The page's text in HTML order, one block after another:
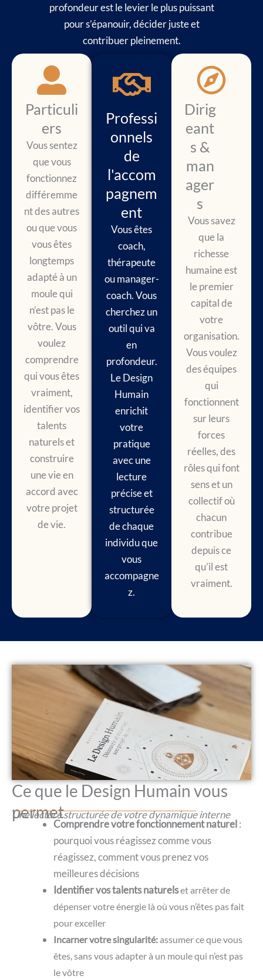
profondeur est le levier le plus puissant
pour s’épanouir, décider juste et
contribuer pleinement.
Particuli
ers
Vous sentez
que vous
fonctionnez
différemme
nt des autres
ou que vous
vous êtes
longtemps
adapté à un
moule qui
n’est pas le
vôtre. Vous
voulez
comprendre
qui vous êtes
vraiment,
identifier vos
talents
naturels et
construire
une vie en
accord avec
votre projet
de vie.
Professi
onnels
de
l'accom
pagnem
ent
Vous êtes
coach,
thérapeute
ou manager-
coach. Vous
cherchez un
outil qui va
en
profondeur.
Le Design
Humain
enrichit
votre
pratique
avec une
lecture
précise et
structurée
de chaque
individu que
vous
accompagne
z.
Dirig
eant
s &
man
ager
s
Vous savez
que la
richesse
humaine est
le premier
capital de
votre
organisation.
Vous voulez
des équipes
qui
fonctionnent
sur leurs
forces
réelles, des
rôles qui font
sens et un
collectif où
chacun
contribue
depuis ce
qu’il est
vraiment.
Ce que le Design Humain vous
permet
Une lecture structurée de votre dynamique interne
Comprendre votre fonctionnement naturel:
pourquoi vous réagissez comme vous
réagissez, comment vous prenez vos
meilleures décisions
Identifier vos talents naturelset arrêter de
dépenser votre énergie là où vous n’êtes pas fait
pour exceller
Incarner votre singularité:assumer ce que vous
êtes, sans vous adapter à un moule qui n’est pas
le vôtre